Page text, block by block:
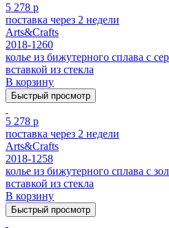
5 278 р
поставка через 2 недели
Arts&Crafts
2018-1260
колье из бижутерного сплава с
вставкой из стекла
В корзину
Быстрый просмотр
5 278 р
поставка через 2 недели
Arts&Crafts
2018-1258
колье из бижутерного сплава с
вставкой из стекла
В корзину
Быстрый просмотр